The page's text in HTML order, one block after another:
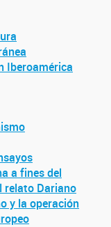
Iberoamérica
a fines del
relato Dariano
y la operación